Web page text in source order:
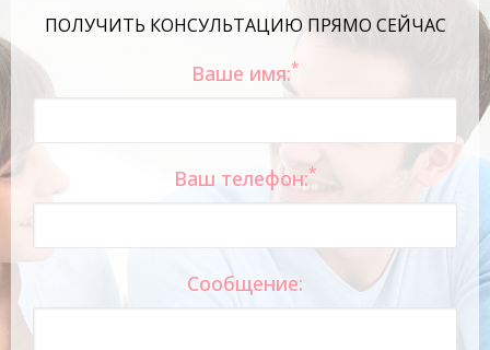
ПОЛУЧИТЬ КОНСУЛЬТАЦИЮ ПРЯМО СЕЙЧАС
Ваше имя:*
Ваш телефон:*
Сообщение: